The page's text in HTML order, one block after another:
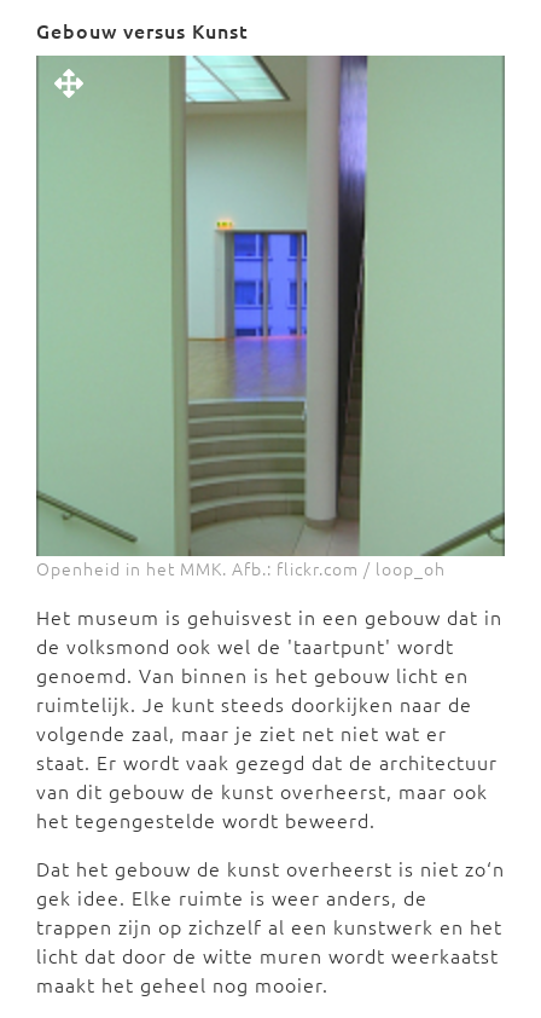
Gebouw versus Kunst
Openheid in het MMK. Afb.: flickr.com / loop_oh
Het museum is gehuisvest in een gebouw dat in
de volksmond ook wel de 'taartpunt' wordt
genoemd. Van binnen is het gebouw licht en
ruimtelijk. Je kunt steeds doorkijken naar de
volgende zaal, maar je ziet net niet wat er
staat. Er wordt vaak gezegd dat de architectuur
van dit gebouw de kunst overheerst, maar ook
het tegengestelde wordt beweerd.
Dat het gebouw de kunst overheerst is niet zo‘n
gek idee. Elke ruimte is weer anders, de
trappen zijn op zichzelf al een kunstwerk en het
licht dat door de witte muren wordt weerkaatst
maakt het geheel nog mooier.